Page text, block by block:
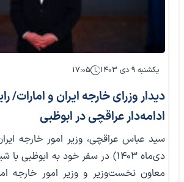
یکشنبه ۹ دی ۱۴۰۳ ۱۷:۰۵
دیدار وزرای خارجه ایران و امارات/
ادامه‌دار عراقچی در ابوظبی
سید عباس عراقچی، وزیر امور خارجه
دی‌ماه ۱۴۰۳) در سفر خود به ابوظبی
معاون نخست‌وزیر و وزیر امور خارجه